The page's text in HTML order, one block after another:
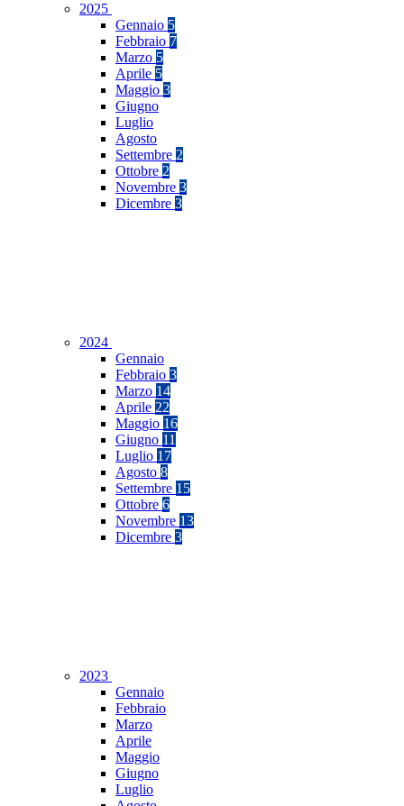
2025
Gennaio 5
Febbraio 7
Marzo 5
Aprile 5
Maggio 3
Giugno
Luglio
Agosto
Settembre 2
Ottobre 2
Novembre 3
Dicembre 3
2024
Gennaio
Febbraio 3
Marzo 14
Aprile 22
Maggio 16
Giugno 11
Luglio 17
Agosto 8
Settembre 15
Ottobre 6
Novembre 13
Dicembre 3
2023
Gennaio
Febbraio
Marzo
Aprile
Maggio
Giugno
Luglio